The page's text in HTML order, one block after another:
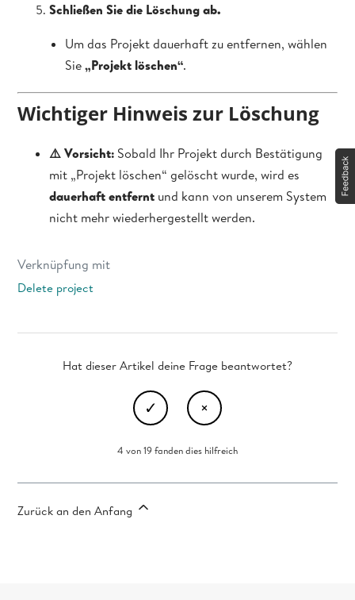
Schließen Sie die Löschung ab.
Um das Projekt dauerhaft zu entfernen, wählen
Sie„Projekt löschen“.
Wichtiger Hinweis zur Löschung
⚠️ Vorsicht: Sobald Ihr Projekt durch Bestätigung
mit „Projekt löschen“ gelöscht wurde, wird es
dauerhaft entfernt und kann von unserem System
nicht mehr wiederhergestellt werden.
Verknüpfung mit
Delete project
Hat dieser Artikel deine Frage beantwortet?
4 von 19 fanden dies hilfreich
Zurück an den Anfang